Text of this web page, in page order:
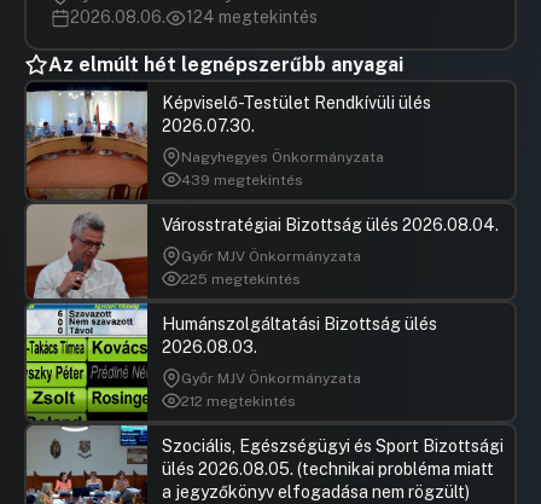
2026.08.06.
124 megtekintés
Az elmúlt hét legnépszerűbb anyagai
Képviselő-Testület Rendkívüli ülés
2026.07.30.
Nagyhegyes Önkormányzata
439 megtekintés
Városstratégiai Bizottság ülés 2026.08.04.
Győr MJV Önkormányzata
225 megtekintés
Humánszolgáltatási Bizottság ülés
2026.08.03.
Győr MJV Önkormányzata
212 megtekintés
Szociális, Egészségügyi és Sport Bizottsági
ülés 2026.08.05. (technikai probléma miatt
a jegyzőkönyv elfogadása nem rögzült)